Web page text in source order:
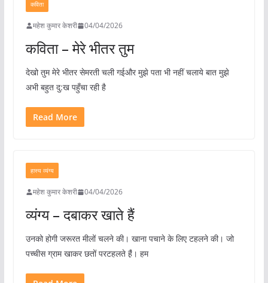
कविता
महेश कुमार केशरी 04/04/2026
कविता – मेरे भीतर तुम
देखो तुम मेरे भीतर सेमरती चली गईऔर मुझे पता भी नहीं चलाये बात मुझे
अभी बहुत दु:ख पहुँचा रही है
Read More
हास्य व्यंग्य
महेश कुमार केशरी 04/04/2026
व्यंग्य – दबाकर खाते हैं
उनको होगी जरूरत मीलों चलने की। खाना पचाने के लिए टहलने की। जो
पच्चीस ग्राम खाकर छतों परटहलते है़ं। हम